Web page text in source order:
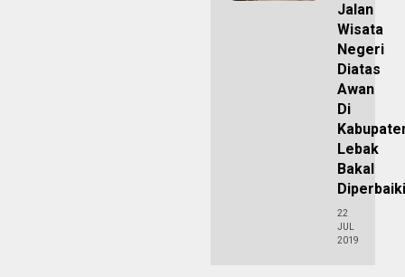
Jalan
Wisata
Negeri
Diatas
Awan
Di
Lebak
Bakal
Diperbaiki
22
JUL
2019